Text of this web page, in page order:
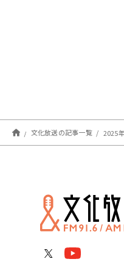
文化放送の記事一覧 2025